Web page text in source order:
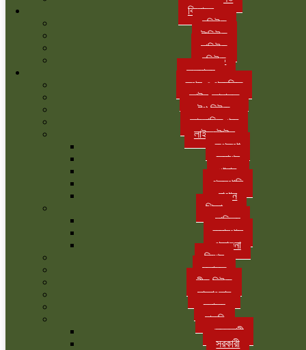
বিনোদন
হলিউড
টালিউড
ঢালিউড
বলিউড
অন্যান্য
তথ্য ও প্রযুক্তি
আইন-আদালত
টপ নিউজ
আলোচিত খবর
লাইফস্টাইল
রূপকথা
ফ্যাশন
খাবার
গৃহস্থালি
বাগান
শিক্ষা
সাহিত্য
ক্যাম্পাস
পড়াশুনা
বিশেষ
মতামত
লীড নিউজ
সাক্ষাৎকার
স্বাস্থ্য
চাকরি
বেসরকারী
সরকারী